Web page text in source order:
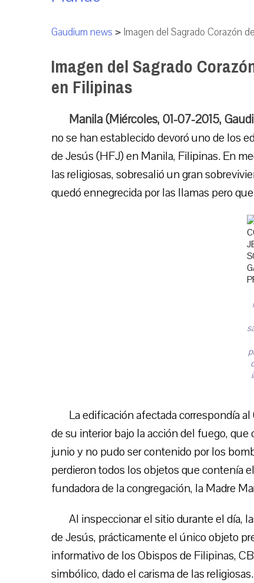
Gaudium news > Imagen del Sagrado Corazón
Imagen del Sagrado
en Filipinas
Manila (Miércoles, 01-07-2015,
no se han establecido devoró uno de los
de Jesús (HFJ) en Manila, Filipinas. En
las religiosas, sobresalió un gran
quedó ennegrecida por las llamas pero
La edificación afectada correspondía
de su interior bajo la acción del fuego,
junio y no pudo ser contenido por los
perdieron todos los objetos que contenía
fundadora de la congregación, la Madre
Al inspeccionar el sitio durante el día,
de Jesús, prácticamente el único objeto
informativo de los Obispos de Filipinas,
simbólico, dado el carisma de las